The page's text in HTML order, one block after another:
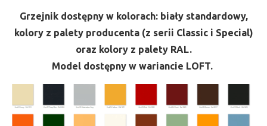
Grzejnik dostępny w kolorach: biały standardowy,
kolory z palety producenta (z serii Classic i Special)
oraz kolory z palety RAL.
Model dostępny w wariancie LOFT.